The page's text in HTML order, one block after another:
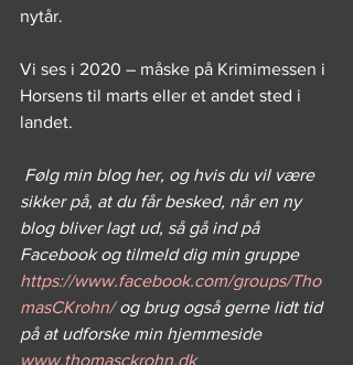
nytår.
Vi ses i 2020 – måske på Krimimessen i
Horsens til marts eller et andet sted i
landet.
Følg min blog her, og hvis du vil være
sikker på, at du får besked, når en ny
blog bliver lagt ud, så gå ind på
Facebook og tilmeld dig min gruppe
https://www.facebook.com/groups/Tho
masCKrohn/ og brug også gerne lidt tid
på at udforske min hjemmeside
www.thomasckrohn.dk